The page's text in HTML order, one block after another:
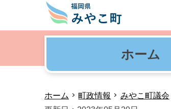
ホーム
ホーム 町政情報 みやこ町議会